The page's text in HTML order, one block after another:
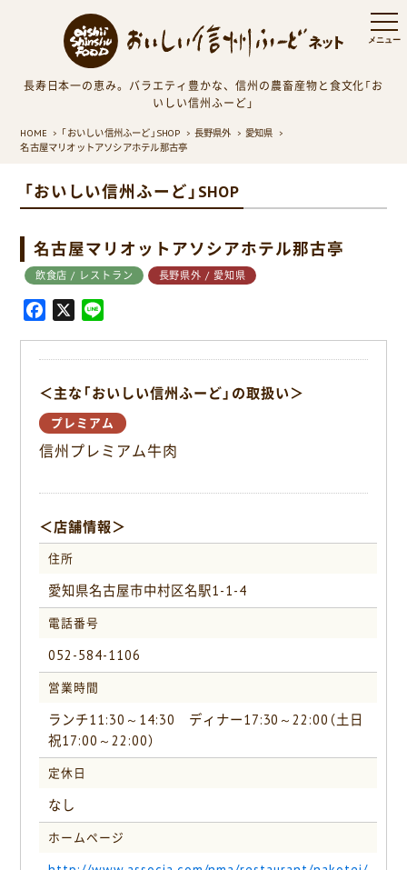
長寿日本一の恵み。バラエティ豊かな、信州の農畜産物と食文化「お
いしい信州ふーど」
HOME 「おいしい信州ふーど」SHOP 長野県外
愛知県
名古屋マリオットアソシアホテル那古亭
「おいしい信州ふーど」SHOP
名古屋マリオットアソシアホテル那古亭
飲食店 / レストラン 長野県外 / 愛知県
b
o
o
k
X
＜主な「おいしい信州ふーど」の取扱い＞
プレミアム
信州プレミアム牛肉
＜店舗情報＞
住所
愛知県名古屋市中村区名駅1-1-4
電話番号
052-584-1106
営業時間
ランチ11:30～14:30 ディナー17:30～22:00（土日
祝17:00～22:00）
定休日
なし
ホームページ